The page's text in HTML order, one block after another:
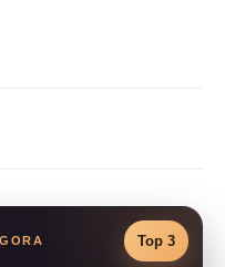
Top 3